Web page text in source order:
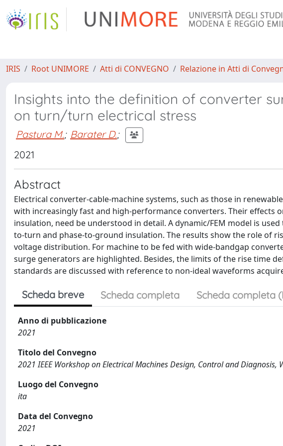
IRIS Root UNIMORE Atti di CONVEGNO Relazione in Atti di
Insights into the definition of converter
on turn/turn electrical stress
Pastura M.; Barater D.;
2021
Abstract
Electrical converter-cable-machine systems, such as those in
with increasingly fast and high-performance converters. Their effects
insulation, need be understood in detail. A dynamic/FEM model is
to-turn and phase-to-ground insulation. The results show the role of
voltage distribution. For machine to be fed with wide-bandgap
surge generators are highlighted. Besides, the limits of the rise time
standards are discussed with reference to non-ideal waveforms
Scheda breve Scheda completa Scheda completa
Anno di pubblicazione
2021
Titolo del Convegno
2021 IEEE Workshop on Electrical Machines Design, Control and Diagnosis,
Luogo del Convegno
ita
Data del Convegno
2021